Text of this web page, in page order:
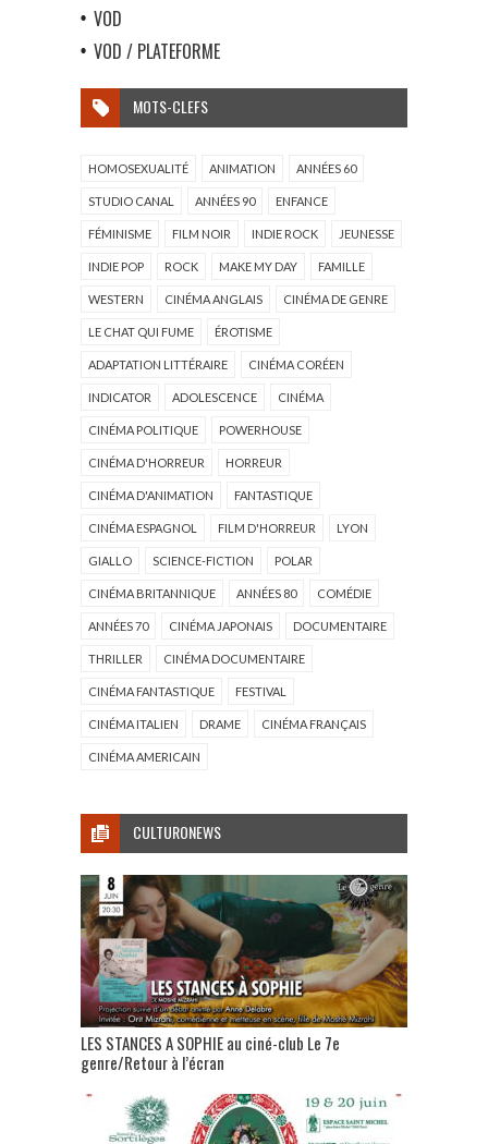
VOD
VOD / PLATEFORME
MOTS-CLEFS
HOMOSEXUALITÉ ANIMATION ANNÉES 60
STUDIO CANAL ANNÉES 90 ENFANCE
FÉMINISME FILM NOIR INDIE ROCK JEUNESSE
INDIE POP ROCK MAKE MY DAY FAMILLE
WESTERN CINÉMA ANGLAIS CINÉMA DE GENRE
LE CHAT QUI FUME ÉROTISME
ADAPTATION LITTÉRAIRE CINÉMA CORÉEN
INDICATOR ADOLESCENCE CINÉMA
CINÉMA POLITIQUE POWERHOUSE
CINÉMA D'HORREUR HORREUR
CINÉMA D'ANIMATION FANTASTIQUE
CINÉMA ESPAGNOL FILM D'HORREUR LYON
GIALLO SCIENCE-FICTION POLAR
CINÉMA BRITANNIQUE ANNÉES 80 COMÉDIE
ANNÉES 70 CINÉMA JAPONAIS DOCUMENTAIRE
THRILLER CINÉMA DOCUMENTAIRE
CINÉMA FANTASTIQUE FESTIVAL
CINÉMA ITALIEN DRAME CINÉMA FRANÇAIS
CINÉMA AMERICAIN
CULTURONEWS
LES STANCES A SOPHIE au ciné-club Le 7e
genre/Retour à l’écran